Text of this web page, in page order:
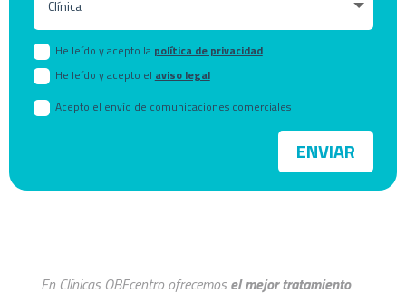
He leído y acepto la política de privacidad
He leído y acepto el aviso legal
Acepto el envío de comunicaciones comerciales
ENVIAR
En Clínicas OBEcentro ofrecemosel mejor tratamiento